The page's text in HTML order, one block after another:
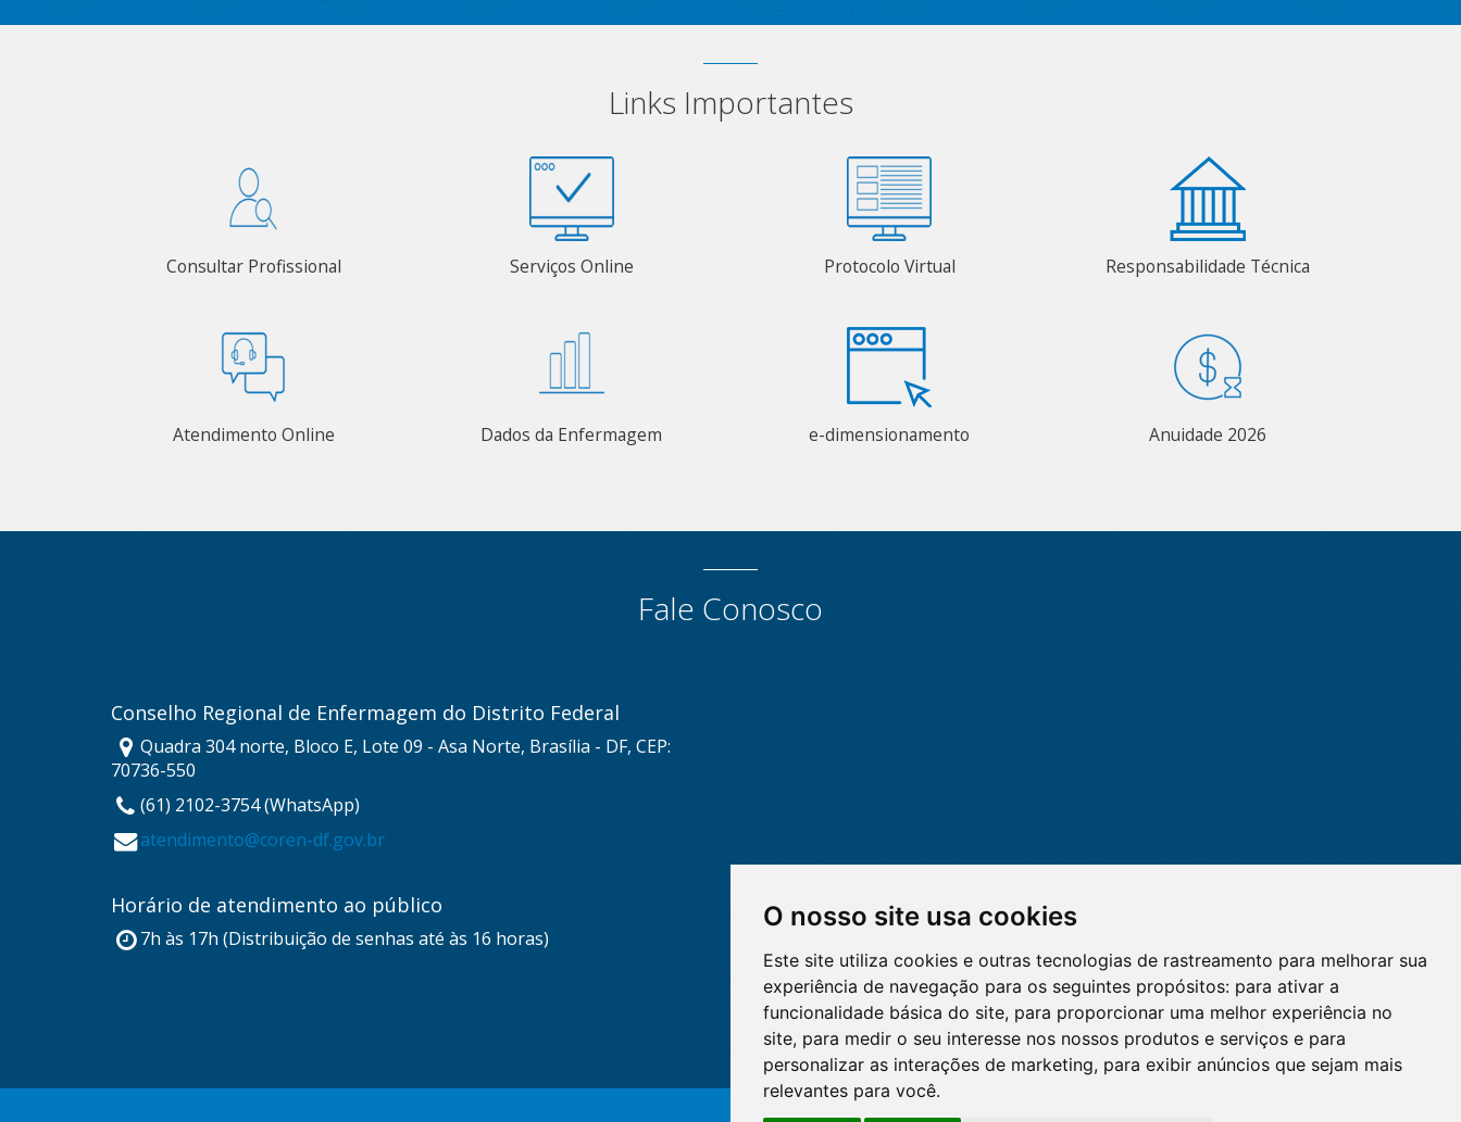
O nosso site usa cookies
Este site utiliza cookies e outras tecnologias de rastreamento para melhorar sua
experiência de navegação para os seguintes propósitos: para ativar a
funcionalidade básica do site, para proporcionar uma melhor experiência no
site, para medir o seu interesse nos nossos produtos e serviços e para
personalizar as interações de marketing, para exibir anúncios que sejam mais
relevantes para você.
Links Importantes
Consultar Profissional Serviços Online Protocolo Virtual Responsabilidade Técnica
Atendimento Online Dados da Enfermagem e-dimensionamento Anuidade 2026
Fale Conosco
Conselho Regional de Enfermagem do Distrito Federal
Quadra 304 norte, Bloco E, Lote 09 - Asa Norte, Brasília - DF, CEP:
70736-550
(61) 2102-3754 (WhatsApp)
atendimento@coren-df.gov.br
Horário de atendimento ao público
7h às 17h (Distribuição de senhas até às 16 horas)
O WhatsApp é o principal canal
de atendimento do Coren-DF.